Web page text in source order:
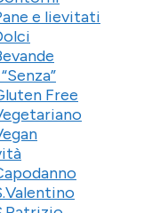
e lievitati
Free